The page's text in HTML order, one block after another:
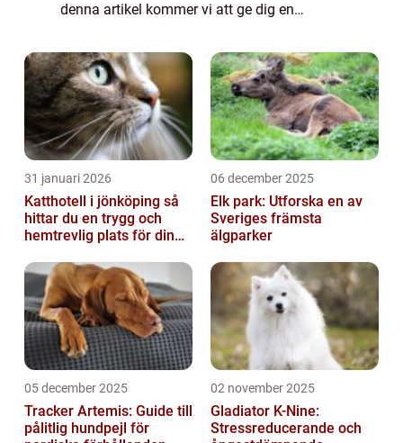
denna artikel kommer vi att ge dig en
hamstrar, diskutera olika typer och deras
po...
31 januari 2026
Katthotell i jönköping så
hittar du en trygg och
hemtrevlig plats för din
06 december 2025
Elk park: Utforska en av
Sveriges främsta
älgparker
05 december 2025
Tracker Artemis: Guide till
pålitlig hundpejl för
02 november 2025
Gladiator K-Nine:
Stressreducerande och